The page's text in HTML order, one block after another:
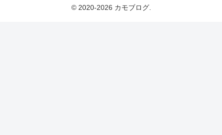
© 2020-2026 カモブログ.